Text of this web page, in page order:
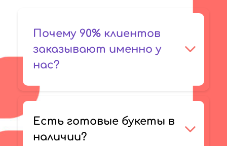
Почему 90% клиентов
заказывают именно у
нас?
Есть готовые букеты в
наличии?